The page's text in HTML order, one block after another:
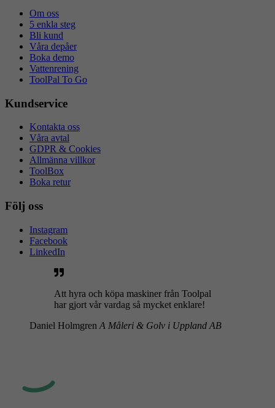
Om oss
5 enkla steg
Bli kund
Våra depåer
Boka demo
Vattenrening
ToolPal To Go
Kundservice
Kontakta oss
Våra avtal
GDPR & Cookies
Allmänna villkor
ToolBox
Boka retur
Följ oss
Instagram
Facebook
LinkedIn
Att hyra och köpa maskiner från Toolpal
har gjort vår vardag så mycket enklare!
Daniel Holmgren A Måleri & Golv i Uppland AB